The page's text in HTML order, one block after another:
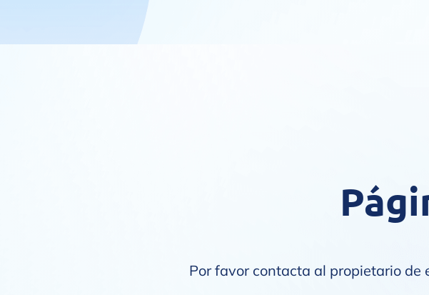
Por favor contacta al propietario de